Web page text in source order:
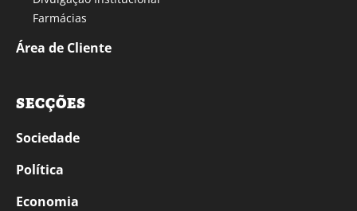
Farmácias
Área de Cliente
SECÇÕES
Sociedade
Política
Economia